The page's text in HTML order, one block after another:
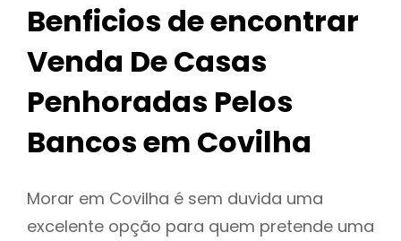
Benficios de encontrar
Venda De Casas
Penhoradas Pelos
Bancos em Covilha
Morar em Covilha é sem duvida uma
excelente opção para quem pretende uma